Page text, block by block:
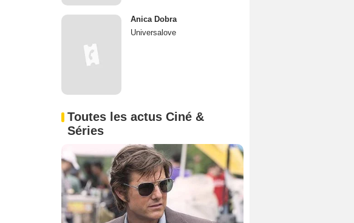
Anica Dobra
Universalove
Toutes les actus Ciné &
Séries